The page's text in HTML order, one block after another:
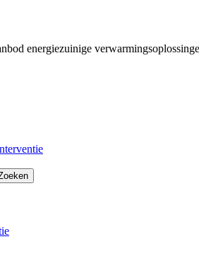
energiezuinige